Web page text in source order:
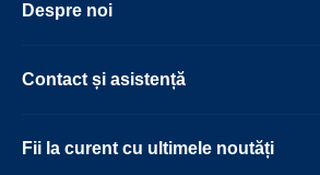
Despre noi
Contact și asistență
Fii la curent cu ultimele noutăți